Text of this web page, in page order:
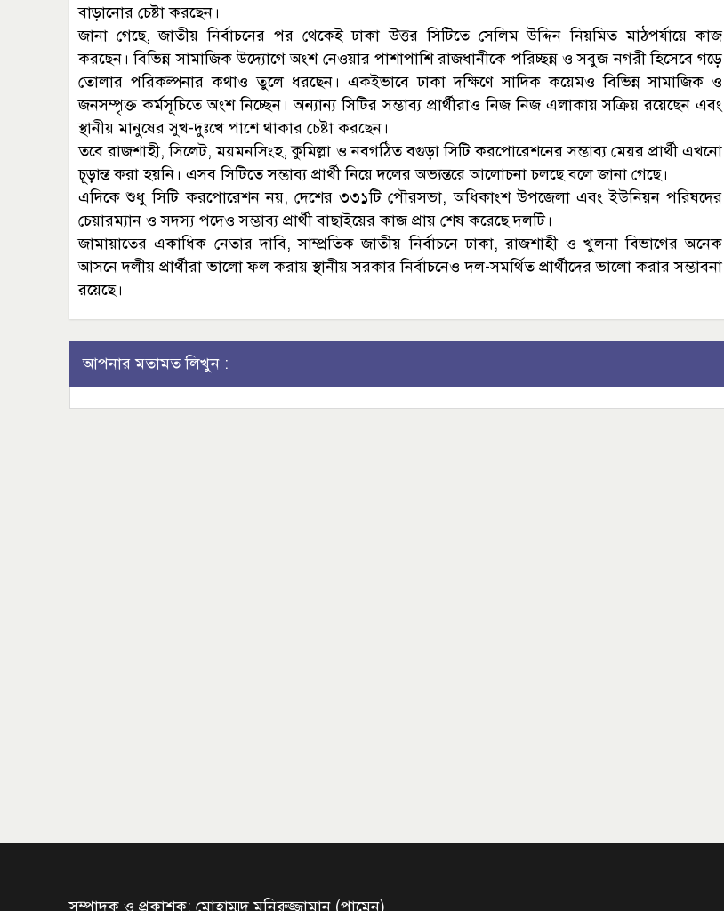
বাড়ানোর চেষ্টা করছেন।
জানা গেছে, জাতীয় নির্বাচনের পর থেকেই ঢাকা উত্তর সিটিতে সেলিম উদ্দিন নিয়মিত মাঠপর্যায়ে কাজ
করছেন। বিভিন্ন সামাজিক উদ্যোগে অংশ নেওয়ার পাশাপাশি রাজধানীকে পরিচ্ছন্ন ও সবুজ নগরী হিসেবে গড়ে
তোলার পরিকল্পনার কথাও তুলে ধরছেন। একইভাবে ঢাকা দক্ষিণে সাদিক কয়েমও বিভিন্ন সামাজিক ও
জনসম্পৃক্ত কর্মসূচিতে অংশ নিচ্ছেন। অন্যান্য সিটির সম্ভাব্য প্রার্থীরাও নিজ নিজ এলাকায় সক্রিয় রয়েছেন এবং
স্থানীয় মানুষের সুখ-দুঃখে পাশে থাকার চেষ্টা করছেন।
তবে রাজশাহী, সিলেট, ময়মনসিংহ, কুমিল্লা ও নবগঠিত বগুড়া সিটি করপোরেশনের সম্ভাব্য মেয়র প্রার্থী এখনো
চূড়ান্ত করা হয়নি। এসব সিটিতে সম্ভাব্য প্রার্থী নিয়ে দলের অভ্যন্তরে আলোচনা চলছে বলে জানা গেছে।
এদিকে শুধু সিটি করপোরেশন নয়, দেশের ৩৩১টি পৌরসভা, অধিকাংশ উপজেলা এবং ইউনিয়ন পরিষদের
চেয়ারম্যান ও সদস্য পদেও সম্ভাব্য প্রার্থী বাছাইয়ের কাজ প্রায় শেষ করেছে দলটি।
জামায়াতের একাধিক নেতার দাবি, সাম্প্রতিক জাতীয় নির্বাচনে ঢাকা, রাজশাহী ও খুলনা বিভাগের অনেক
আসনে দলীয় প্রার্থীরা ভালো ফল করায় স্থানীয় সরকার নির্বাচনেও দল-সমর্থিত প্রার্থীদের ভালো করার সম্ভাবনা
রয়েছে।
আপনার মতামত লিখুন :
সম্পাদক ও প্রকাশক: মোহাম্মদ মনিরুজ্জামান (পামেন)